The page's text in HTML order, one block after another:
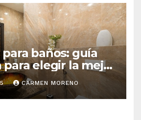
baños: guía
elegir la mejor
CARMEN MORENO